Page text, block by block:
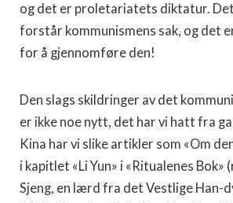
og det er proletariatets diktatur.
forstår kommunismens sak, og det
for å gjennomføre den!
Den slags skildringer av det
er ikke noe nytt, det har vi hatt fra
Kina har vi slike artikler som «Om
i kapitlet «Li Yun» i «Ritualenes Bok»
Sjeng, en lærd fra det Vestlige Han-